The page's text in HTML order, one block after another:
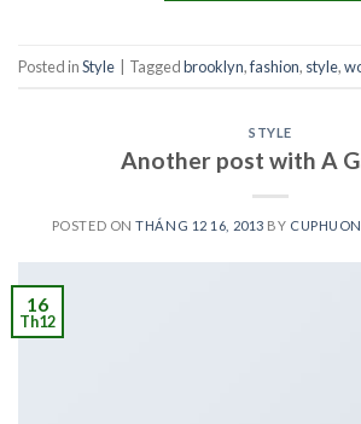
Posted inStyle Taggedbrooklyn,fashion, style,
STYLE
Another post with A
POSTED ONTHÁNG 12 16, 2013 BY
16
Th12